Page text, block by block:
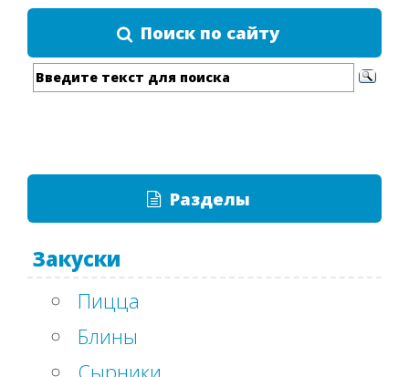
Поиск по сайту
Разделы
Закуски
Пицца
Блины